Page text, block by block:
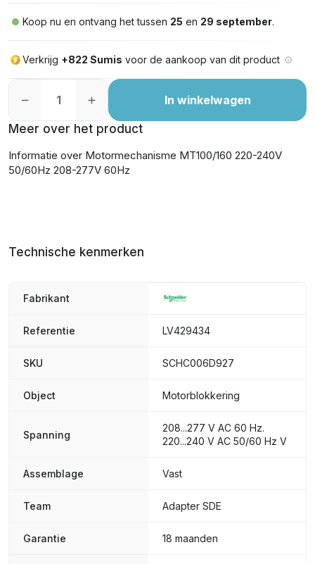
Koop nu en ontvang het tussen 25 en 29 september.
Verkrijg +822 Sumis voor de aankoop van dit product
In winkelwagen
Meer over het product
Informatie over Motormechanisme MT100/160 220-240V
50/60Hz 208-277V 60Hz
Technische kenmerken
Fabrikant
Referentie LV429434
SKU SCHC006D927
Object Motorblokkering
Spanning
208...277 V AC 60 Hz.
220...240 V AC 50/60 Hz V
Assemblage Vast
Team Adapter SDE
Garantie 18 maanden